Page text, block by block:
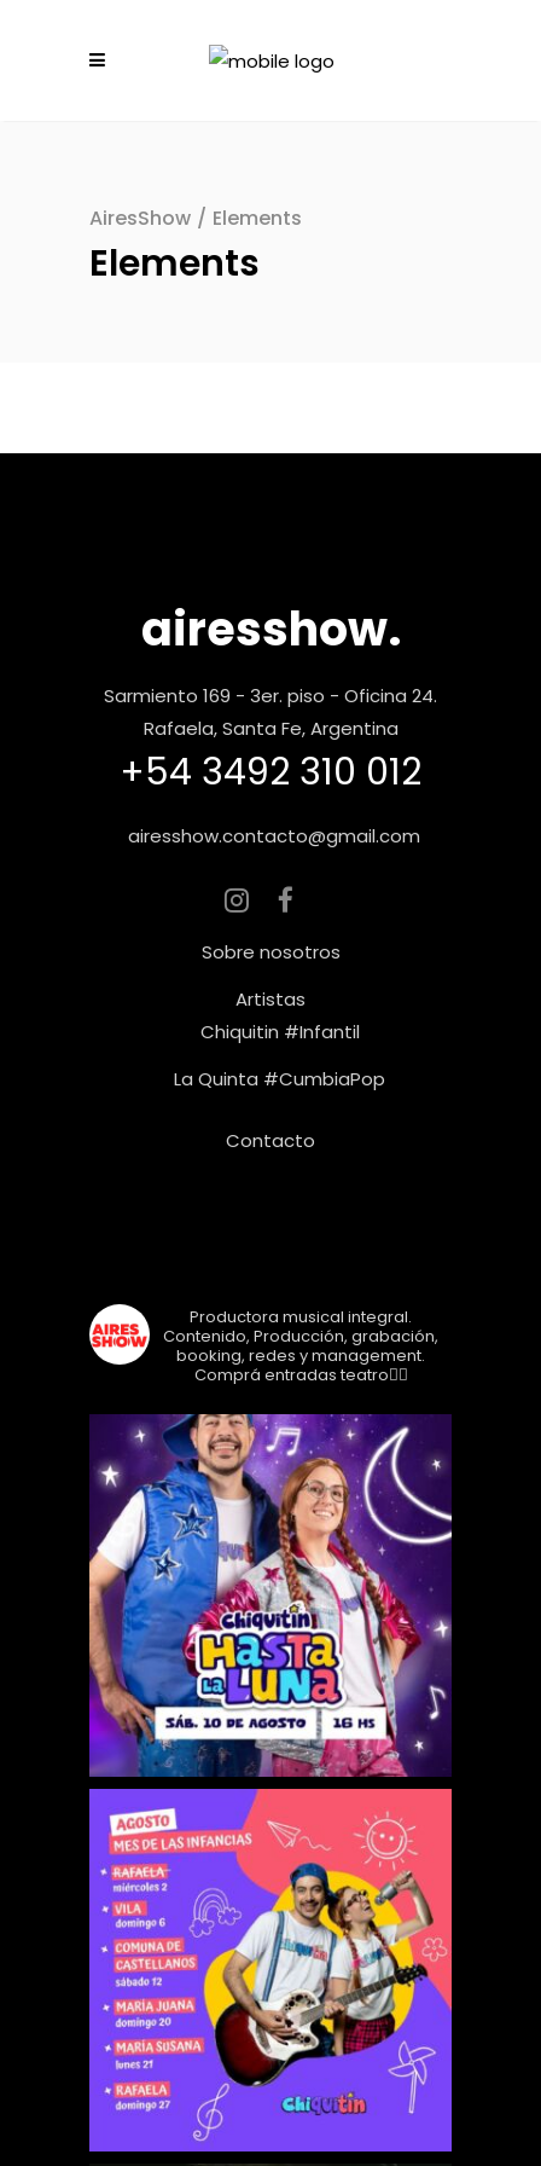
AiresShow / Elements
Elements
airesshow.
Sarmiento 169 - 3er. piso - Oficina 24.
Rafaela, Santa Fe, Argentina
+54 3492 310 012
airesshow.contacto@gmail.com
Sobre nosotros
Artistas
Chiquitin #Infantil
La Quinta #CumbiaPop
Contacto
Productora musical integral.
Contenido, Producción, grabación,
booking, redes y management.
Comprá entradas teatro👇🏼